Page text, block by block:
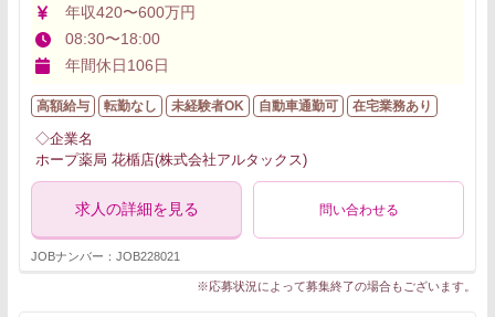
年収420〜600万円
08:30〜18:00
年間休日106日
高額給与 転勤なし 未経験者OK 自動車通勤可 在宅業務あり
◇企業名
ホープ薬局 花楯店(株式会社アルタックス)
求人の詳細を見る 問い合わせる
JOBナンバー：JOB228021
※応募状況によって募集終了の場合もございます。